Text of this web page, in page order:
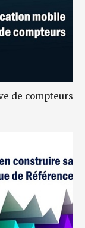
de compteurs